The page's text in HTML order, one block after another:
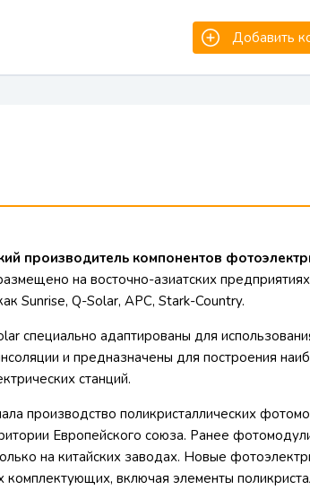
Добавить
производитель компонентов
на восточно-азиатских
Sunrise, Q-Solar, APC, Stark-Country.
специально адаптированы для
и предназначены для построения
станций.
производство поликристаллических
Европейского союза. Ранее
на китайских заводах. Новые
комплектующих, включая элементы